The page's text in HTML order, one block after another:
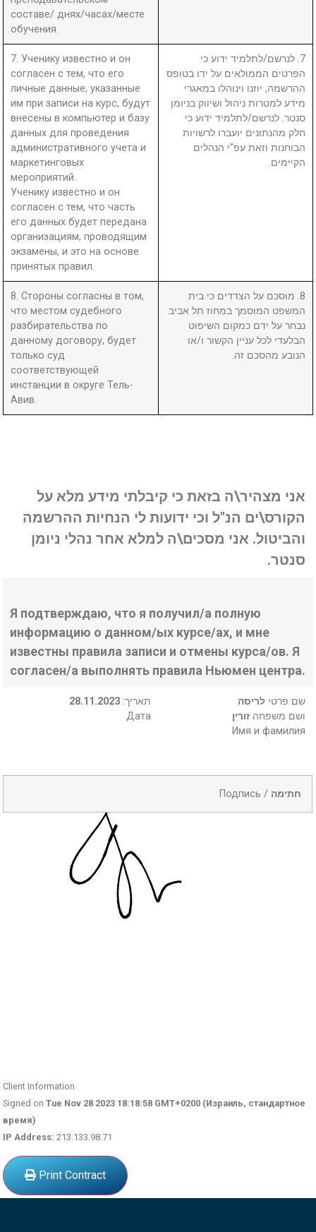
составе/ днях/часах/месте
обучения.
7. Ученику известно и он
согласен с тем, что его
личные данные, указанные
им при записи на курс, будут
внесены в компьютер и базу
данных для проведения
административного учета и
маркетинговых
мероприятий.
Ученику известно и он
согласен с тем, что часть
его данных будет передана
организациям, проводящим
экзамены, и это на основе
принятых правил.
7. לנרשם/לתלמיד ידוע כי
הפרטים הממולאים על ידו בטופס
ההרשמה, יוזנו וינוהלו במאגרי
מידע למטרות ניהול ושיווק בניומן
סנטר. לנרשם/לתלמיד ידוע כי
חלק מהנתונים יועברו לרשויות
הבוחנות וזאת עפ"י הנהלים
הקיימים.
8. Стороны согласны в том,
что местом судебного
разбирательства по
данному договору, будет
только суд
соответствующей
инстанции в округе Тель-
Авив.
8. מוסכם על הצדדים כי בית
המשפט המוסמך במחוז תל אביב
נבחר על ידם כמקום השיפוט
הבלעדי לכל עניין הקשור ו/או
הנובע מהסכם זה.
אני מצהיר\ה בזאת כי קיבלתי מידע מלא על
הקורס\ים הנ"ל וכי ידועות לי הנחיות ההרשמה
והביטול. אני מסכים\ה למלא אחר נהלי ניומן
סנטר.
Я подтверждаю, что я получил/а полную
информацию о данном/ых курсе/ах, и мне
известны правила записи и отмены курса/ов. Я
согласен/а выполнять правила Ньюмен центра.
28.11.2023 :תאריך
Дата
שם פרטי לריסה
ושם משפחה זורין
Имя и фамилия
Подпись / חתימה
Client Information
Signed onTue Nov 28 2023 18:18:58 GMT+0200 (Израиль, стандартное
время)
IP Address: 213.133.98.71
Print Contract